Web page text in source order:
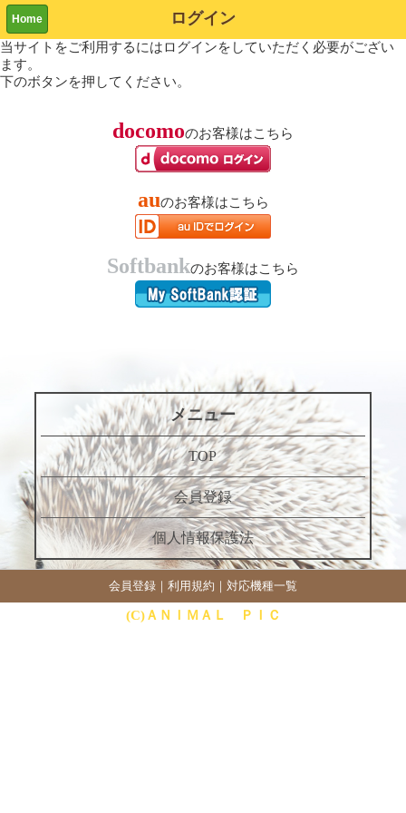
Home ログイン
当サイトをご利用するにはログインをしていただく必要がござい
ます。
下のボタンを押してください。
docomoのお客様はこちら
auのお客様はこちら
Softbankのお客様はこちら
メニュー
TOP
会員登録
個人情報保護法
会員登録 ｜ 利用規約 ｜ 対応機種一覧
(C)ＡＮＩＭＡＬ ＰＩＣ